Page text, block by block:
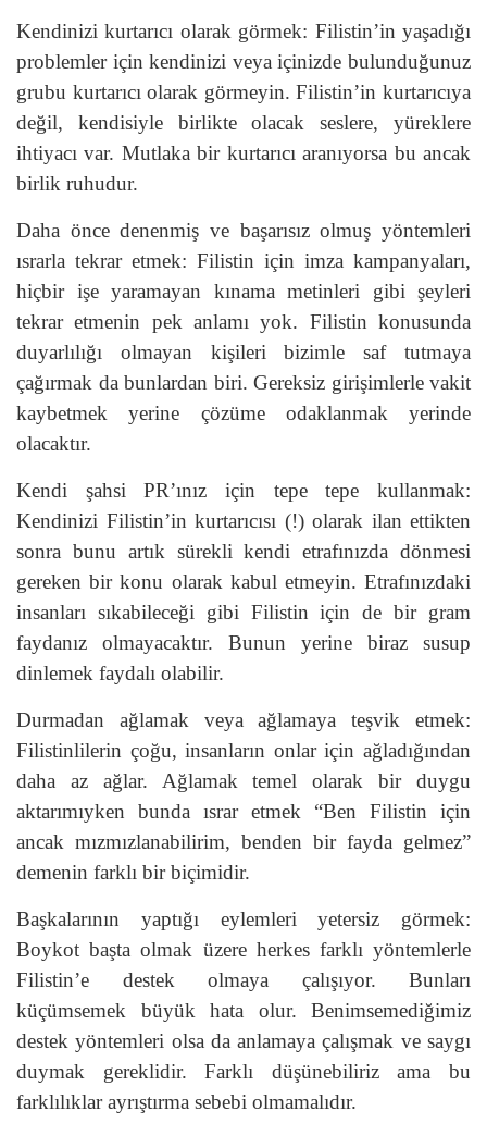
Kendinizi kurtarıcı olarak görmek: Filistin’in yaşadığı
problemler için kendinizi veya içinizde bulunduğunuz
grubu kurtarıcı olarak görmeyin. Filistin’in kurtarıcıya
değil, kendisiyle birlikte olacak seslere, yüreklere
ihtiyacı var. Mutlaka bir kurtarıcı aranıyorsa bu ancak
birlik ruhudur.
Daha önce denenmiş ve başarısız olmuş yöntemleri
ısrarla tekrar etmek: Filistin için imza kampanyaları,
hiçbir işe yaramayan kınama metinleri gibi şeyleri
tekrar etmenin pek anlamı yok. Filistin konusunda
duyarlılığı olmayan kişileri bizimle saf tutmaya
çağırmak da bunlardan biri. Gereksiz girişimlerle vakit
kaybetmek yerine çözüme odaklanmak yerinde
olacaktır.
Kendi şahsi PR’ınız için tepe tepe kullanmak:
Kendinizi Filistin’in kurtarıcısı (!) olarak ilan ettikten
sonra bunu artık sürekli kendi etrafınızda dönmesi
gereken bir konu olarak kabul etmeyin. Etrafınızdaki
insanları sıkabileceği gibi Filistin için de bir gram
faydanız olmayacaktır. Bunun yerine biraz susup
dinlemek faydalı olabilir.
Durmadan ağlamak veya ağlamaya teşvik etmek:
Filistinlilerin çoğu, insanların onlar için ağladığından
daha az ağlar. Ağlamak temel olarak bir duygu
aktarımıyken bunda ısrar etmek “Ben Filistin için
ancak mızmızlanabilirim, benden bir fayda gelmez”
demenin farklı bir biçimidir.
Başkalarının yaptığı eylemleri yetersiz görmek:
Boykot başta olmak üzere herkes farklı yöntemlerle
Filistin’e destek olmaya çalışıyor. Bunları
küçümsemek büyük hata olur. Benimsemediğimiz
destek yöntemleri olsa da anlamaya çalışmak ve saygı
duymak gereklidir. Farklı düşünebiliriz ama bu
farklılıklar ayrıştırma sebebi olmamalıdır.